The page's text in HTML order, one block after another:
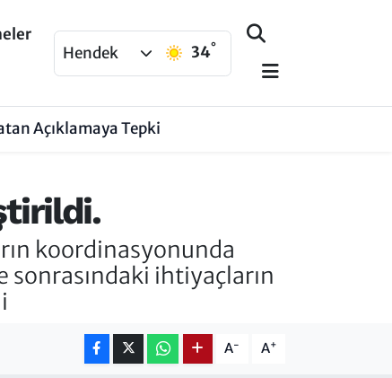
Hendek 34°
Açıklamaya Tepki
koordinasyonunda
ihtiyaçların
A- A+